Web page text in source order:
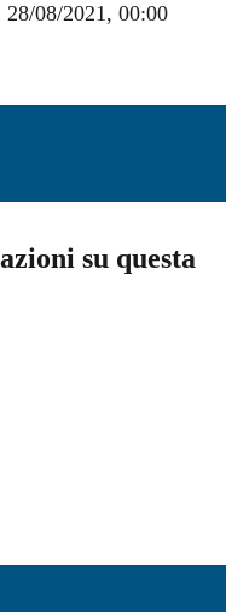
28/08/2021, 00:00
su questa